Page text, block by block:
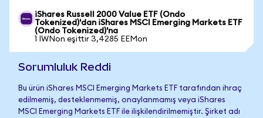
iShares Russell 2000 Value ETF (Ondo
Tokenized)'dan iShares MSCI Emerging Markets ETF
(Ondo Tokenized)'na
1 IWNon eşittir 3,4285 EEMon
Sorumluluk Reddi
Bu ürün iShares MSCI Emerging Markets ETF tarafından ihraç
edilmemiş, desteklenmemiş, onaylanmamış veya iShares
MSCI Emerging Markets ETF ile ilişkilendirilmemiştir. Şirket adı